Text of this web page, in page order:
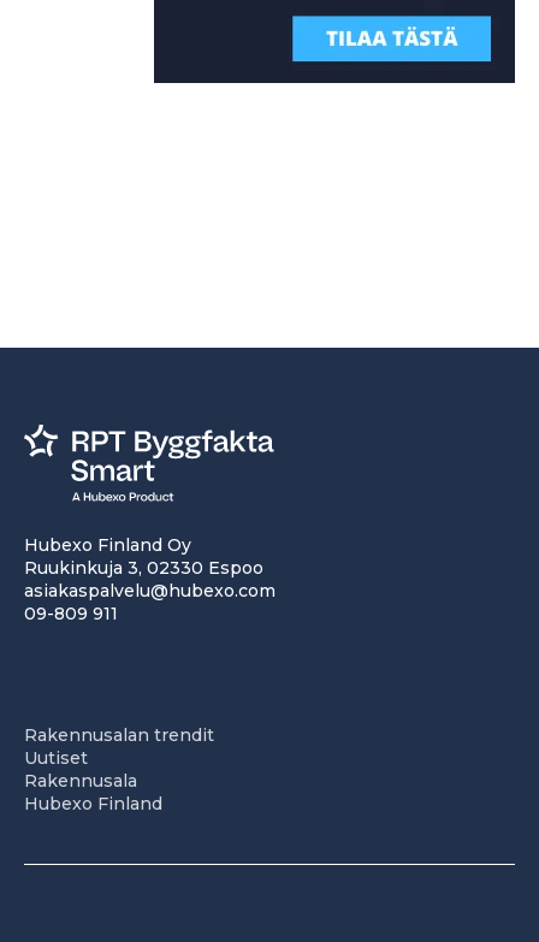
Hubexo Finland Oy
Ruukinkuja 3, 02330 Espoo
asiakaspalvelu@hubexo.com
09-809 911
Rakennusalan trendit
Uutiset
Rakennusala
Hubexo Finland